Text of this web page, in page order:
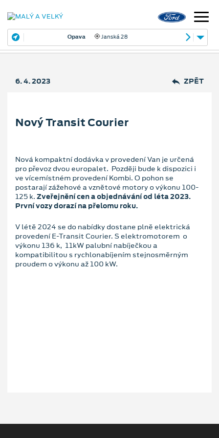
Janská 28
6. 4. 2023 ZPĚT
Nový Transit Courier
Nová kompaktní dodávka v provedení Van je určená
pro převoz dvou europalet. Později bude k dispozici i
ve vícemístném provedení Kombi. O pohon se
postarají zážehové a vznětové motory o výkonu 100-
125 k. Zveřejnění cen a objednávání od léta 2023.
První vozy dorazí na přelomu roku.
V létě 2024 se do nabídky dostane plně elektrická
provedení E-Transit Courier. S elektromotorem o
výkonu 136 k, 11kW palubní nabíječkou a
kompatibilitou s rychlonabíjením stejnosměrným
proudem o výkonu až 100 kW.